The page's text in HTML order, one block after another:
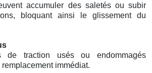
accumuler des saletés ou subir
bloquant ainsi le glissement du
de traction usés ou endommagés
immédiat.